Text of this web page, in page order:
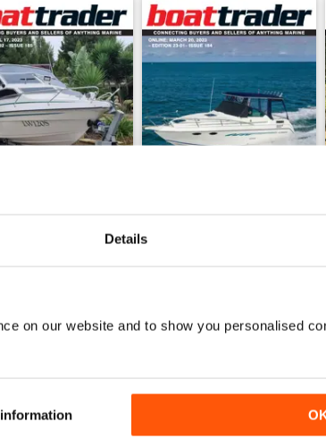
Details
on our website and to show you personalised